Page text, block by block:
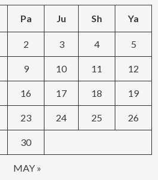
Pa Ju Sh Ya
MAY »
2 3 4 5
9 10 11 12
16 17 18 19
23 24 25 26
30